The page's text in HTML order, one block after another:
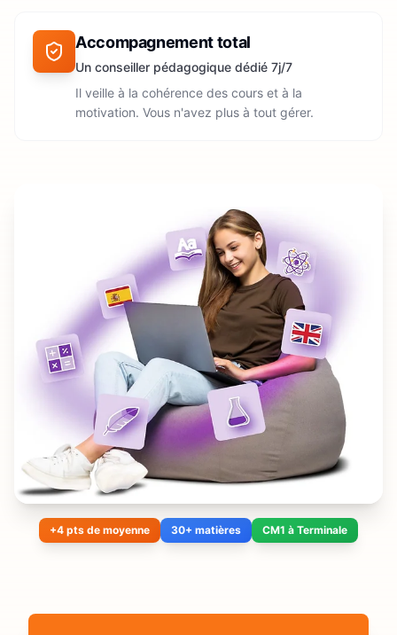
Accompagnement total
Un conseiller pédagogique dédié 7j/7
Il veille à la cohérence des cours et à la
motivation. Vous n'avez plus à tout gérer.
+4 pts de moyenne 30+ matières CM1 à Terminale